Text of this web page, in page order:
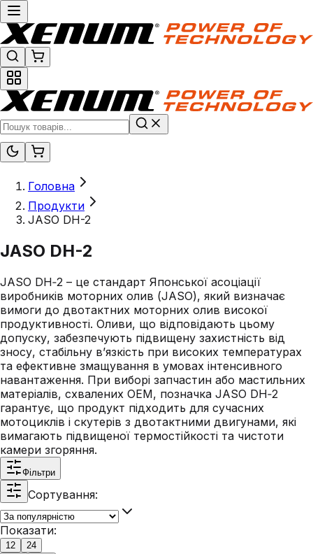
Головна
Продукти
JASO DH-2
JASO DH-2
JASO DH‑2 – це стандарт Японської асоціації
виробників моторних олив (JASO), який визначає
вимоги до двотактних моторних олив високої
продуктивності. Оливи, що відповідають цьому
допуску, забезпечують підвищену захистність від
зносу, стабільну в’язкість при високих температурах
та ефективне змащування в умовах інтенсивного
навантаження. При виборі запчастин або мастильних
матеріалів, схвалених OEM, позначка JASO DH‑2
гарантує, що продукт підходить для сучасних
мотоциклів і скутерів з двотактними двигунами, які
вимагають підвищеної термостійкості та чистоти
камери згоряння.
Фільтри
Сортування:
Показати:
12 24